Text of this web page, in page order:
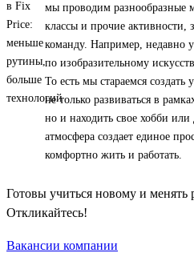
мы проводим разнообразные
классы и прочие активности,
команду. Например, недавно
по изобразительному
То есть мы стараемся создать
не только развиваться в
но и находить свое хобби
атмосфера создает единое
комфортно жить и работать.
Готовы учиться новому и менять
Откликайтесь!
Вакансии компании